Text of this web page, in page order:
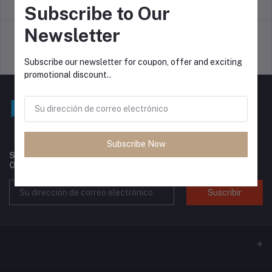
Términos y condiciones
Política de soporte Política de privacidad
Subscribe to our newsletter for regular updates about
Offers, Coupons & more
Suscribir
Subscribe to Our
Newsletter
Subscribe our newsletter for coupon, offer and exciting
promotional discount..
Subscribe Now